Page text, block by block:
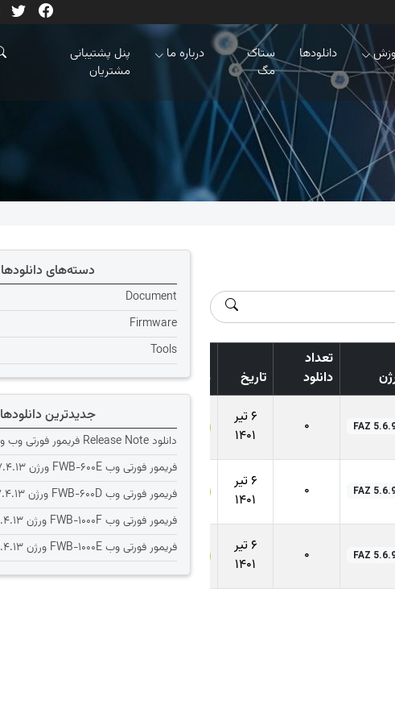
دانلودها
ستاک
مگ
درباره ما
پنل پشتیبانی
مشتریان
تعداد
دانلود
تاریخ دانلود
FAZ
0
6 تیر
1401
FAZ
0
6 تیر
1401
FAZ
0
6 تیر
1401
دسته‌های دانلودها
Document
Firmware
Tools
جدیدترین دانلودها
دانلود Release Note فریمور فورتی وب ورژن 7.4.13
فریمور فورتی وب FWB-600E ورژن 7.4.13
فریمور فورتی وب FWB-600D ورژن 7.4.13
فریمور فورتی وب FWB-1000F ورژن 7.4.13
فریمور فورتی وب FWB-1000E ورژن 7.4.13